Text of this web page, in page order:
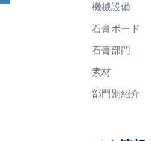
機械設備
石膏ボード
石膏部門
素材
部門別紹介